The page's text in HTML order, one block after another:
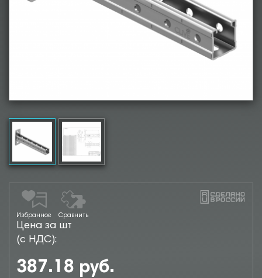
Избранное Сравнить
Цена за шт
(с НДС):
387.18 руб.